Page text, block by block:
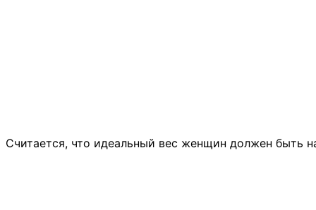
Считается, что идеальный вес женщин должен быть